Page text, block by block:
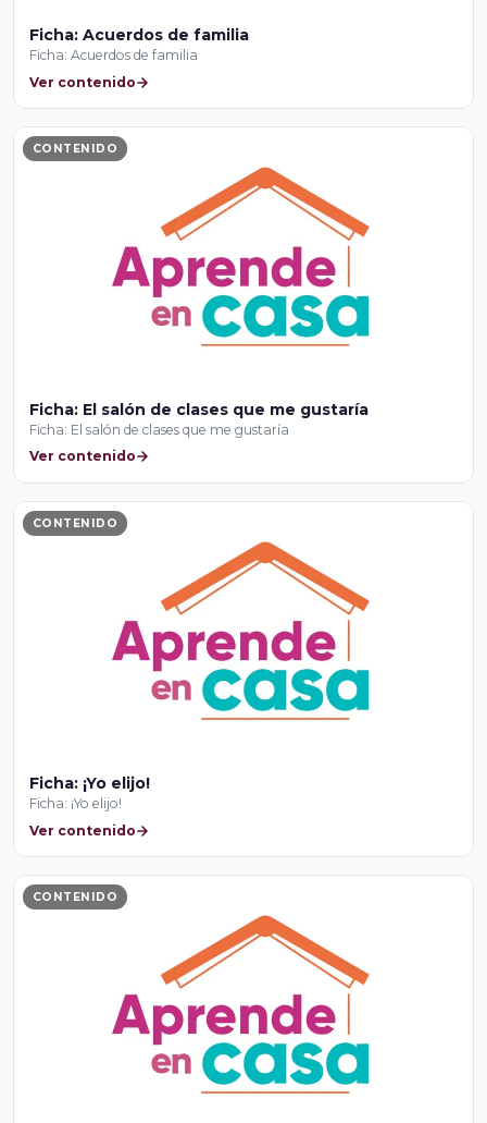
Ficha: Acuerdos de familia
Ficha: Acuerdos de familia
Ver contenido
CONTENIDO
Ficha: El salón de clases que me gustaría
Ficha: El salón de clases que me gustaría
Ver contenido
CONTENIDO
Ficha: ¡Yo elijo!
Ficha: ¡Yo elijo!
Ver contenido
CONTENIDO